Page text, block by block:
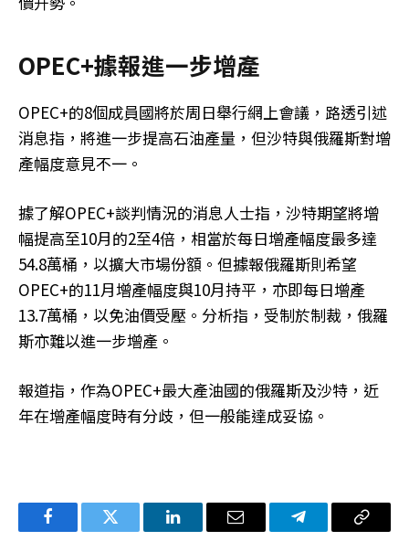
OPEC+據報進一步增產
OPEC+的8個成員國將於周日舉行網上會議，路透引述
消息指，將進一步提高石油產量，但沙特與俄羅斯對增
產幅度意見不一。
據了解OPEC+談判情況的消息人士指，沙特期望將增
幅提高至10月的2至4倍，相當於每日增產幅度最多達
54.8萬桶，以擴大市場份額。但據報俄羅斯則希望
OPEC+的11月增產幅度與10月持平，亦即每日增產
13.7萬桶，以免油價受壓。分析指，受制於制裁，俄羅
斯亦難以進一步增產。
報道指，作為OPEC+最大產油國的俄羅斯及沙特，近
年在增產幅度時有分歧，但一般能達成妥協。
FacebookTwitter LinkedIn电
Telegram复